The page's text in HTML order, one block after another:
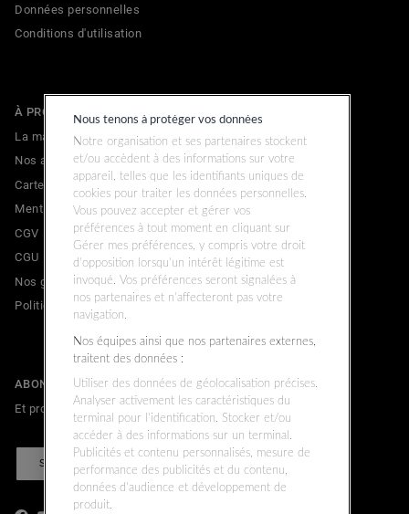
Données personnelles
Conditions d'utilisation
À PROPOS
La marque
Nos adresses
Carte cadeau
Mentions légales
CGV
CGU
Nos garanties commerciales & légales
Politique de confidentialité
ABONNEZ-VOUS À LA NEWSLETTER
Et profitez de 10% de remise sur votre prochain achat.
S'INSCRIRE
Nous tenons à protéger vos données
Notre organisation et ses partenaires stockent
et/ou accèdent à des informations sur votre
appareil, telles que les identifiants uniques de
cookies pour traiter les données personnelles.
Vous pouvez accepter et gérer vos
préférences à tout moment en cliquant sur
Gérer mes préférences, y compris votre droit
d’opposition lorsqu’un intérêt légitime est
invoqué. Vos préférences seront signalées à
nos partenaires et n’affecteront pas votre
navigation.
Nos équipes ainsi que nos partenaires externes,
traitent des données :
Utiliser des données de géolocalisation précises.
Analyser activement les caractéristiques du
terminal pour l’identification. Stocker et/ou
accéder à des informations sur un terminal.
Publicités et contenu personnalisés, mesure de
performance des publicités et du contenu,
données d’audience et développement de
produit.